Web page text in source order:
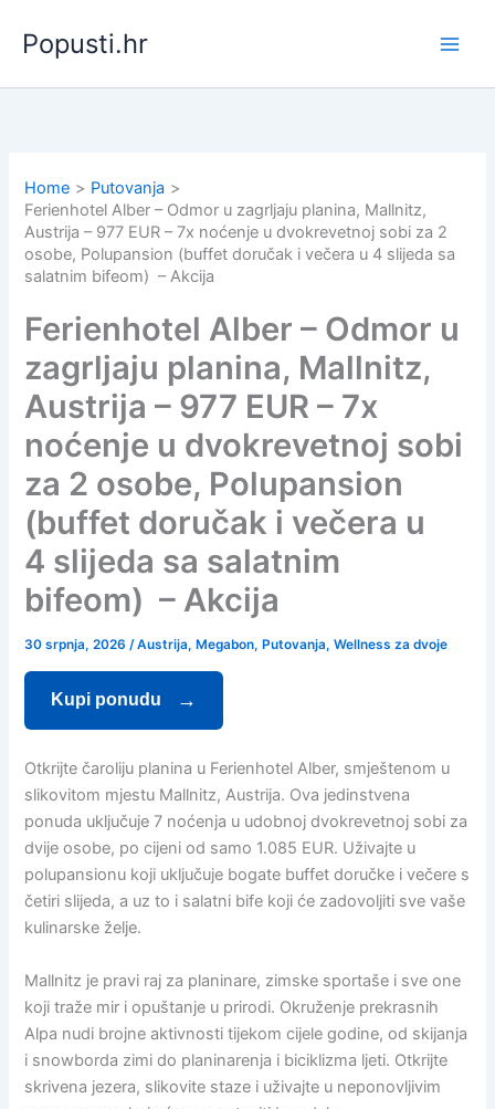
content
Popusti.hr
Home
Putovanja
Ferienhotel Alber – Odmor u zagrljaju planina, Mallnitz,
Austrija – 977 EUR – 7x noćenje u dvokrevetnoj sobi za 2
osobe, Polupansion (buffet doručak i večera u 4 slijeda sa
salatnim bifeom) – Akcija
Ferienhotel Alber – Odmor u
zagrljaju planina, Mallnitz,
Austrija – 977 EUR – 7x
noćenje u dvokrevetnoj sobi
za 2 osobe, Polupansion
(buffet doručak i večera u
4 slijeda sa salatnim
bifeom) – Akcija
30 srpnja, 2026/Austrija, Megabon, Putovanja,Wellness za dvoje
Kupi ponudu
Otkrijte čaroliju planina u Ferienhotel Alber, smještenom u
slikovitom mjestu Mallnitz, Austrija. Ova jedinstvena
ponuda uključuje 7 noćenja u udobnoj dvokrevetnoj sobi za
dvije osobe, po cijeni od samo 1.085 EUR. Uživajte u
polupansionu koji uključuje bogate buffet doručke i večere s
četiri slijeda, a uz to i salatni bife koji će zadovoljiti sve vaše
kulinarske želje.
Mallnitz je pravi raj za planinare, zimske sportaše i sve one
koji traže mir i opuštanje u prirodi. Okruženje prekrasnih
Alpa nudi brojne aktivnosti tijekom cijele godine, od skijanja
i snowborda zimi do planinarenja i biciklizma ljeti. Otkrijte
skrivena jezera, slikovite staze i uživajte u neponovljivim